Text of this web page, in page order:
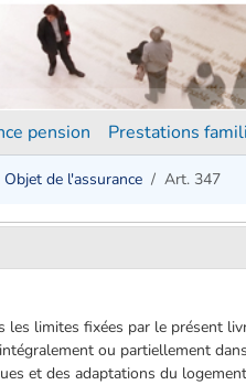
pension Prestations
de l'assurance Art. 347
les limites fixées par le présent
ou partiellement
et des adaptations du